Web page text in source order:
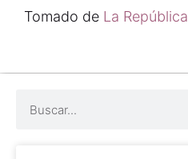
Tomado de La República